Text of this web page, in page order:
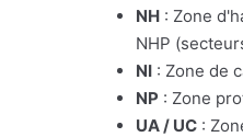
NH : Zone
NHP
NI : Zone de
NP : Zone
UA / UC :